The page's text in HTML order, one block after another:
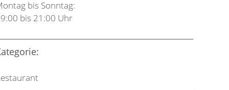
bis Sonntag:
bis 21:00 Uhr